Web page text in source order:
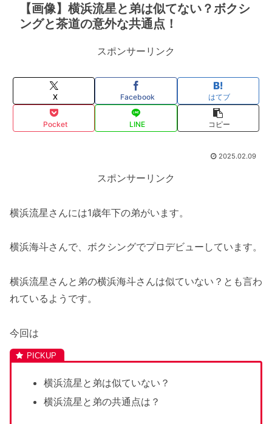
【画像】横浜流星と弟は似てない？ボクシ
ングと茶道の意外な共通点！
スポンサーリンク
X Facebook はてブ
Pocket LINE コピー
2025.02.09
スポンサーリンク
横浜流星さんには1歳年下の弟がいます。
横浜海斗さんで、ボクシングでプロデビューしています。
横浜流星さんと弟の横浜海斗さんは似ていない？とも言わ
れているようです。
今回は
横浜流星と弟は似ていない？
横浜流星と弟の共通点は？